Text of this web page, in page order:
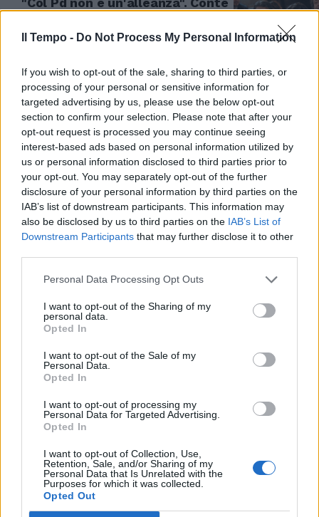
Il Tempo - Do Not Process My Personal Information
If you wish to opt-out of the sale, sharing to third parties, or
processing of your personal or sensitive information for
targeted advertising by us, please use the below opt-out
section to confirm your selection. Please note that after your
opt-out request is processed you may continue seeing
interest-based ads based on personal information utilized by
us or personal information disclosed to third parties prior to
your opt-out. You may separately opt-out of the further
disclosure of your personal information by third parties on the
IAB’s list of downstream participants. This information may
also be disclosed by us to third parties on the IAB’s List of
Downstream Participants that may further disclose it to other
Personal Data Processing Opt Outs
I want to opt-out of the Sharing of my
personal data.
Opted In
I want to opt-out of the Sale of my
Personal Data.
Opted In
I want to opt-out of processing my
Personal Data for Targeted Advertising.
Opted In
I want to opt-out of Collection, Use,
Retention, Sale, and/or Sharing of my
Personal Data that Is Unrelated with the
Purposes for which it was collected.
Opted Out
vuole fare il leader
15/09/2025
DOPO LA COMUNICAZIONE...
"Manca un proposta
comprensibile". Altra sciabolata
di Gruber a Schlein
15/09/2025
REGIONALI TOSCANA
Bufera sul Pd, sparita dalle liste:
"Non rispetta la parità di
genere"
ECCO I DEMOCRATICI
Censura rossa, l'ultima vittima è
dell’Unità"
14/09/2025
IL CASO DI TORINO
sessista che scuote il Pd.
Chieste le dimissioni di Pera
11/09/2025